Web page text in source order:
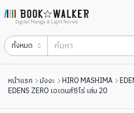
Digital Manga & Light Novels
ทั้งหมด
หน้าแรก มังงะ HIRO MASHIMA
EDENS ZERO เอเดนส์ซีโร่ เล่ม 20